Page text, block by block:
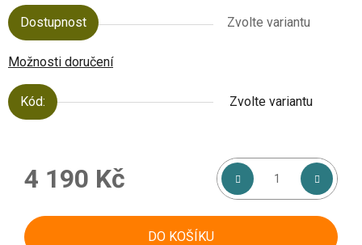
Dostupnost Zvolte variantu
Možnosti doručení
Kód: Zvolte variantu
4 190 Kč
DO KOŠÍKU